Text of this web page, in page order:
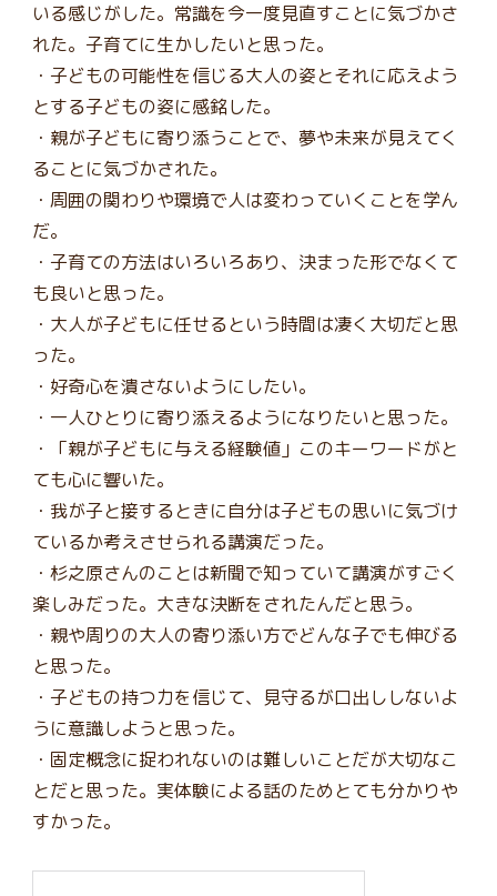
いる感じがした。常識を今一度見直すことに気づかさ
れた。子育てに生かしたいと思った。
・子どもの可能性を信じる大人の姿とそれに応えよう
とする子どもの姿に感銘した。
・親が子どもに寄り添うことで、夢や未来が見えてく
ることに気づかされた。
・周囲の関わりや環境で人は変わっていくことを学ん
だ。
・子育ての方法はいろいろあり、決まった形でなくて
も良いと思った。
・大人が子どもに任せるという時間は凄く大切だと思
った。
・好奇心を潰さないようにしたい。
・一人ひとりに寄り添えるようになりたいと思った。
・「親が子どもに与える経験値」このキーワードがと
ても心に響いた。
・我が子と接するときに自分は子どもの思いに気づけ
ているか考えさせられる講演だった。
・杉之原さんのことは新聞で知っていて講演がすごく
楽しみだった。大きな決断をされたんだと思う。
・親や周りの大人の寄り添い方でどんな子でも伸びる
と思った。
・子どもの持つ力を信じて、見守るが口出ししないよ
うに意識しようと思った。
・固定概念に捉われないのは難しいことだが大切なこ
とだと思った。実体験による話のためとても分かりや
すかった。